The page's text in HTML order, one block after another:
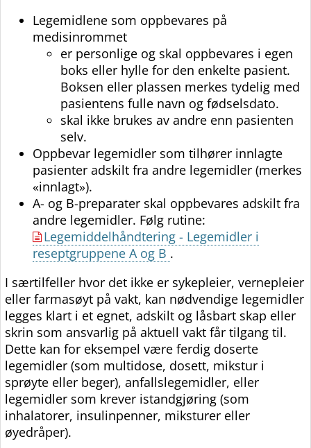
Legemidlene som oppbevares på
medisinrommet
er personlige og skal oppbevares i egen
boks eller hylle for den enkelte pasient.
Boksen eller plassen merkes tydelig med
pasientens fulle navn og fødselsdato.
skal ikke brukes av andre enn pasienten
selv.
Oppbevar legemidler som tilhører innlagte
pasienter adskilt fra andre legemidler (merkes
«innlagt»).
A- og B-preparater skal oppbevares adskilt fra
andre legemidler. Følg rutine:
Legemiddelhåndtering - Legemidler i
reseptgruppene A og B .
I særtilfeller hvor det ikke er sykepleier, vernepleier
eller farmasøyt på vakt, kan nødvendige legemidler
legges klart i et egnet, adskilt og låsbart skap eller
skrin som ansvarlig på aktuell vakt får tilgang til.
Dette kan for eksempel være ferdig doserte
legemidler (som multidose, dosett, mikstur i
sprøyte eller beger), anfallslegemidler, eller
legemidler som krever istandgjøring (som
inhalatorer, insulinpenner, miksturer eller
øyedråper).